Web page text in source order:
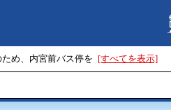
ため、内宮前バス停を [すべてを表示]